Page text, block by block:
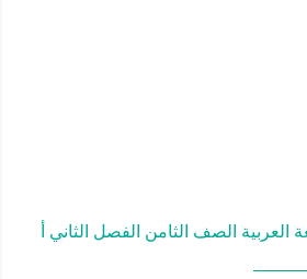
الصف الثامن الفصل الثاني أ